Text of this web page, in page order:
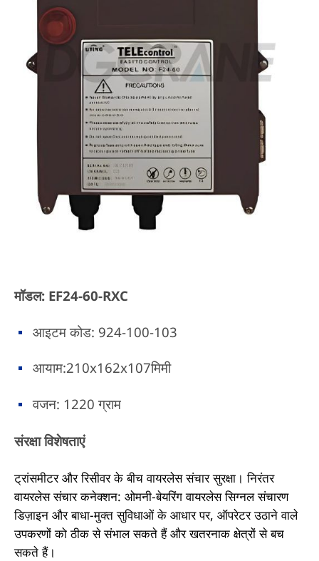
मॉडल: EF24-60-RXC
आइटम कोड: 924-100-103
आयाम:210x162x107मिमी
वजन: 1220 ग्राम
संरक्षा विशेषताएं
ट्रांसमीटर और रिसीवर के बीच वायरलेस संचार सुरक्षा। निरंतर
वायरलेस संचार कनेक्शन: ओमनी-बेयरिंग वायरलेस सिग्नल संचारण
डिज़ाइन और बाधा-मुक्त सुविधाओं के आधार पर, ऑपरेटर उठाने वाले
उपकरणों को ठीक से संभाल सकते हैं और खतरनाक क्षेत्रों से बच
सकते हैं।